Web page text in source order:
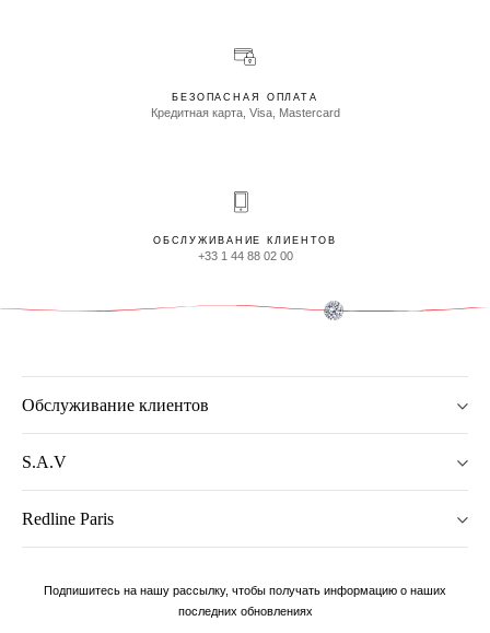
БЕЗОПАСНАЯ ОПЛАТА
Кредитная карта, Visa, Mastercard
ОБСЛУЖИВАНИЕ КЛИЕНТОВ
+33 1 44 88 02 00
Обслуживание клиентов
S.A.V
Redline Paris
Подпишитесь на нашу рассылку, чтобы получать информацию о наших
последних обновлениях